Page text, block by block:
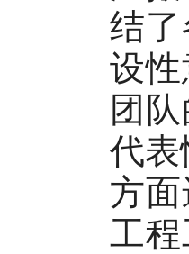
结
设
团
代表
方
工